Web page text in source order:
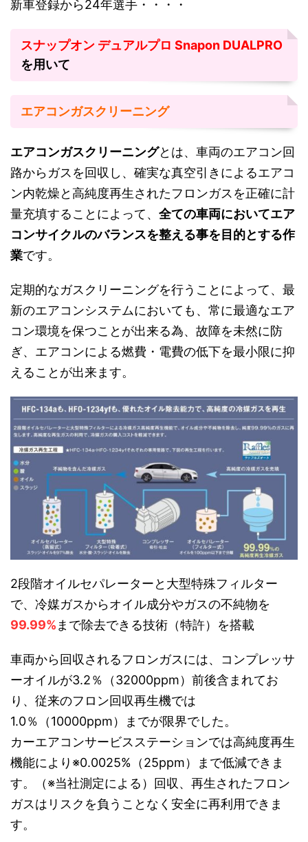
新車登録から24年選手・・・・
スナップオン デュアルプロ Snapon DUALPRO
を用いて
エアコンガスクリーニング
エアコンガスクリーニングとは、車両のエアコン回
路からガスを回収し、確実な真空引きによるエアコ
ン内乾燥と高純度再生されたフロンガスを正確に計
量充填することによって、 全ての車両においてエア
コンサイクルのバランスを整える事を目的とする作
業です。
定期的なガスクリーニングを行うことによって、最
新のエアコンシステムにおいても、常に最適なエア
コン環境を保つことが出来る為、故障を未然に防
ぎ、エアコンによる燃費・電費の低下を最小限に抑
えることが出来ます。
2段階オイルセパレーターと大型特殊フィルター
で、冷媒ガスからオイル成分やガスの不純物を
99.99% まで除去できる技術（特許）を搭載
車両から回収されるフロンガスには、コンプレッサ
ーオイルが3.2％（32000ppm）前後含まれてお
り、従来のフロン回収再生機では
1.0％（10000ppm）までが限界でした。
カーエアコンサービスステーションでは高純度再生
機能により※0.0025% （25ppm）まで低減できま
す。（※当社測定による）回収、再生されたフロン
ガスはリスクを負うことなく安全に再利用できま
す。